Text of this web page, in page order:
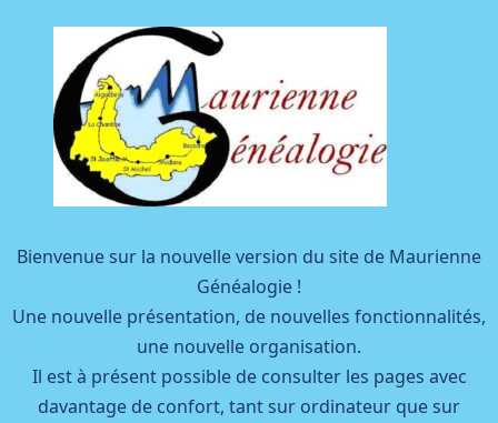
Bienvenue sur la nouvelle version du site de Maurienne
Généalogie !
Une nouvelle présentation, de nouvelles fonctionnalités,
une nouvelle organisation.
Il est à présent possible de consulter les pages avec
davantage de confort, tant sur ordinateur que sur